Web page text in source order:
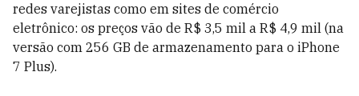
redes varejistas como em sites de comércio
eletrônico: os preços vão de R$ 3,5 mil a R$ 4,9 mil (na
versão com 256 GB de armazenamento para o iPhone
7 Plus).